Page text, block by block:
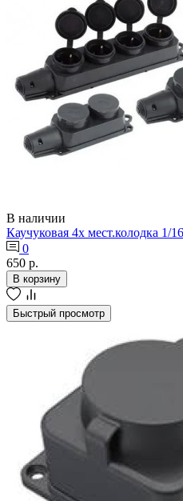
В наличии
Каучуковая 4х мест.колодка 1/
0
650 р.
В корзину
Быстрый просмотр